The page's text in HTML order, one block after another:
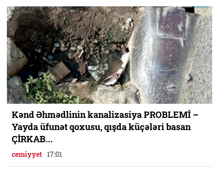
Kənd Əhmədlinin kanalizasiya PROBLEMİ –
Yayda üfunət qoxusu, qışda küçələri basan
ÇİRKAB...
cemiyyet 17:01